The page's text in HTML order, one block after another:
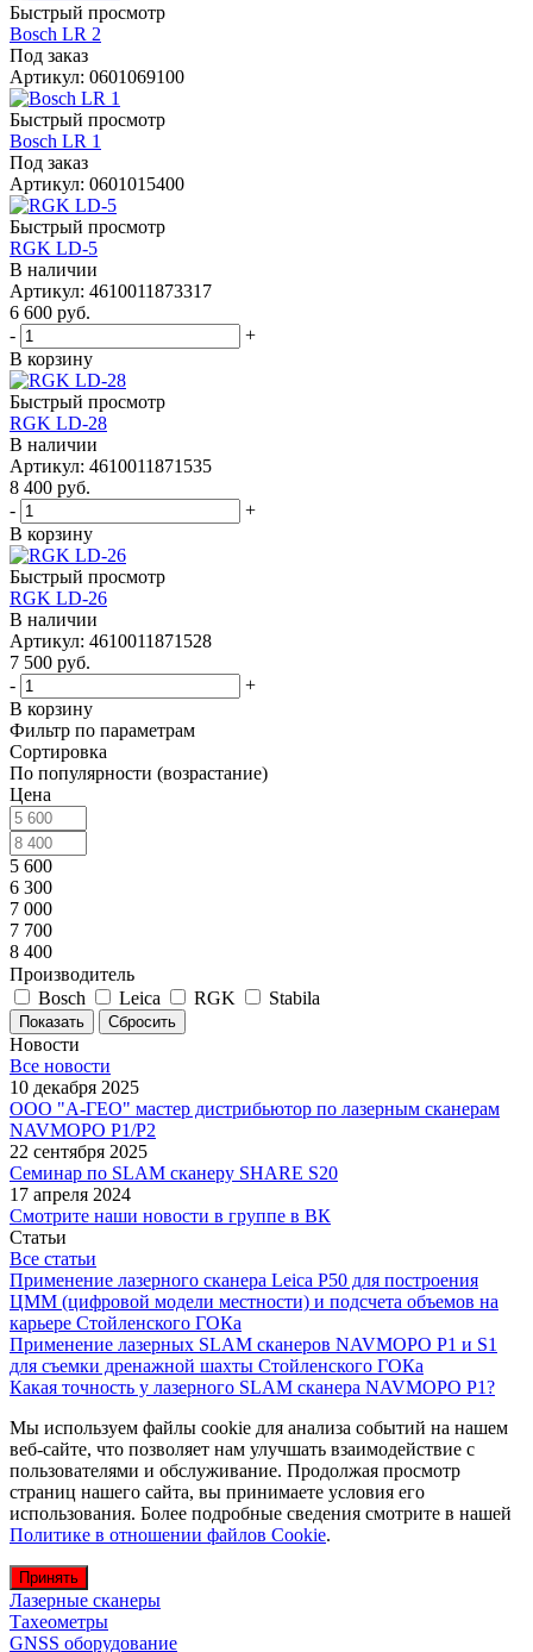
Быстрый просмотр
Bosch LR 2
Под заказ
Артикул: 0601069100
Быстрый просмотр
Bosch LR 1
Под заказ
Артикул: 0601015400
Быстрый просмотр
RGK LD-5
В наличии
Артикул: 4610011873317
6 600 руб.
-
+
В корзину
Быстрый просмотр
RGK LD-28
В наличии
Артикул: 4610011871535
8 400 руб.
-
+
В корзину
Быстрый просмотр
RGK LD-26
В наличии
Артикул: 4610011871528
7 500 руб.
-
+
В корзину
Фильтр по параметрам
Сортировка
По популярности (возрастание)
Цена
5 600
6 300
7 000
7 700
8 400
Производитель
Bosch
Leica RGK Stabila
Сбросить
Новости
Все новости
10 декабря 2025
ООО "А-ГЕО" мастер дистрибьютор по лазерным сканерам
NAVMOPO P1/P2
22 сентября 2025
Семинар по SLAM сканеру SHARE S20
17 апреля 2024
Смотрите наши новости в группе в ВК
Статьи
Все статьи
Применение лазерного сканера Leica P50 для построения
ЦММ (цифровой модели местности) и подсчета объемов на
карьере Стойленского ГОКа
Применение лазерных SLAM сканеров NAVMOPO P1 и S1
для съемки дренажной шахты Стойленского ГОКа
Какая точность у лазерного SLAM сканера NAVMOPO P1?
Мы используем файлы cookie для анализа событий на нашем
веб-сайте, что позволяет нам улучшать взаимодействие с
пользователями и обслуживание. Продолжая просмотр
страниц нашего сайта, вы принимаете условия его
использования. Более подробные сведения смотрите в нашей
Политике в отношении файлов Cookie.
Принять
Лазерные сканеры
Тахеометры
GNSS оборудование